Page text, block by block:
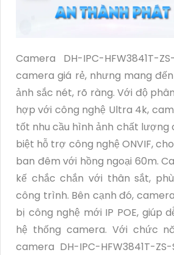
Camera DH-IPC-HFW3841T-
camera giá rẻ, nhưng mang
ảnh sắc nét, rõ ràng. Với độ
hợp với công nghệ Ultra 4k,
tốt nhu cầu hình ảnh chất lượng
biệt hỗ trợ công nghệ ONVIF,
ban đêm với hồng ngoại 60m.
kế chắc chắn với thân sắt,
công trình. Bên cạnh đó,
bị công nghệ mới IP POE, giúp
hệ thống camera. Với chức
camera DH-IPC-HFW3841T-